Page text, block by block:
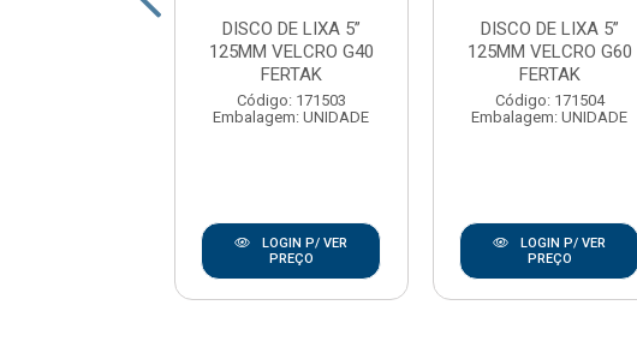
DISCO DE LIXA 5”
125MM VELCRO G40
FERTAK
Código: 171503
Embalagem: UNIDADE
LOGIN P/ VER
PREÇO
DISCO DE LIXA 5”
125MM VELCRO G60
FERTAK
Código: 171504
Embalagem: UNIDADE
LOGIN P/ VER
PREÇO